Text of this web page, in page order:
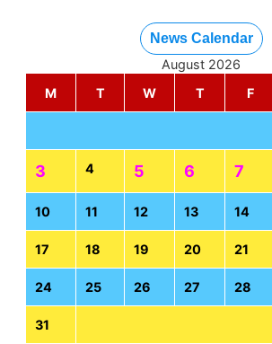
News Calendar
August 2026
M
T W T F
3 4 5 6 7
10 11 12 13 14
17 18 19 20 21
24 25 26 27 28
31